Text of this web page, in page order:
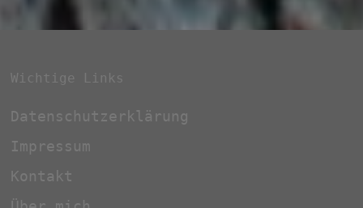
Wichtige Links
Datenschutzerklärung
Impressum
Kontakt